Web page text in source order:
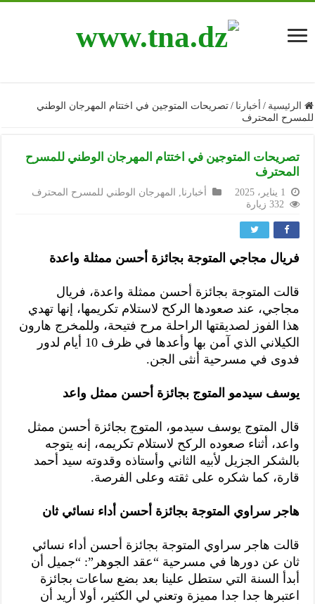
الرئيسية / أخبارنا / تصريحات المتوجين في اختتام المهرجان الوطني
للمسرح المحترف
تصريحات المتوجين في اختتام المهرجان الوطني للمسرح
المحترف
1 يناير، 2025 أخبارنا,
المهرجان الوطني للمسرح المحترف
332 زيارة
فريال مجاجي المتوجة بجائزة أحسن ممثلة واعدة
قالت المتوجة بجائزة أحسن ممثلة واعدة، فريال
مجاجي، عند صعودها الركح لاستلام تكريمها، إنها تهدي
هذا الفوز لصديقتها الراحلة مرح فتيحة، وللمخرج هارون
الكيلاني الذي آمن بها وأعدها في ظرف 10 أيام لدور
فدوى في مسرحية أنثى الجن.
يوسف سيدمو المتوج بجائزة أحسن ممثل واعد
قال المتوج يوسف سيدمو، المتوج بجائزة أحسن ممثل
واعد، أثناء صعوده الركح لاستلام تكريمه، إنه يتوجه
بالشكر الجزيل لأبيه الثاني وأستاذه وقدوته سيد أحمد
قارة، كما شكره على ثقته وعلى الفرصة.
هاجر سراوي المتوجة بجائزة أحسن أداء نسائي ثان
قالت هاجر سراوي المتوجة بجائزة أحسن أداء نسائي
ثان عن دورها في مسرحية “عقد الجوهر”: “جميل أن
أبدأ السنة التي ستطل علينا بعد بضع ساعات بجائزة
اعتبرها جدا جدا مميزة وتعني لي الكثير، أولا أريد أن